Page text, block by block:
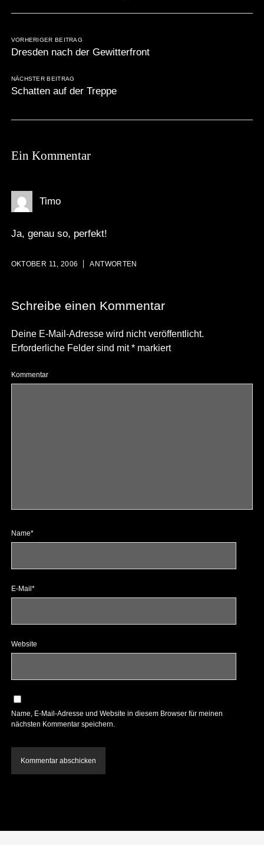
VORHERIGER BEITRAG
Dresden nach der Gewitterfront
NÄCHSTER BEITRAG
Schatten auf der Treppe
Ein Kommentar
Timo
Ja, genau so, perfekt!
OKTOBER 11, 2006 ANTWORTEN
Schreibe einen Kommentar
Deine E-Mail-Adresse wird nicht veröffentlicht.
Erforderliche Felder sind mit*markiert
Kommentar
Name*
E-Mail*
Website
Name, E-Mail-Adresse und Website in diesem Browser für meinen
nächsten Kommentar speichern.